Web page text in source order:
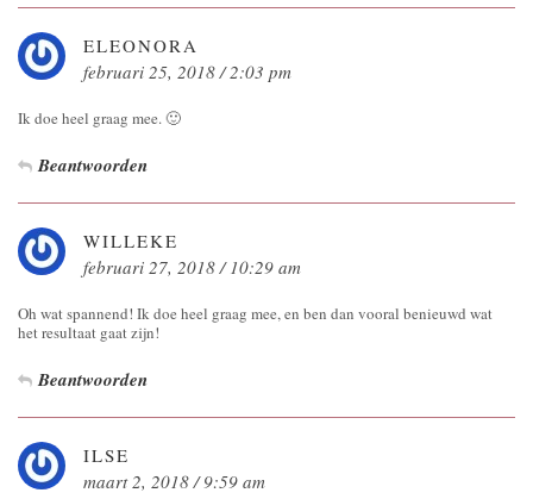
ELEONORA
februari 25, 2018 / 2:03 pm
Ik doe heel graag mee. 🙂
Beantwoorden
WILLEKE
februari 27, 2018 / 10:29 am
Oh wat spannend! Ik doe heel graag mee, en ben dan vooral benieuwd wat
het resultaat gaat zijn!
Beantwoorden
ILSE
maart 2, 2018 / 9:59 am